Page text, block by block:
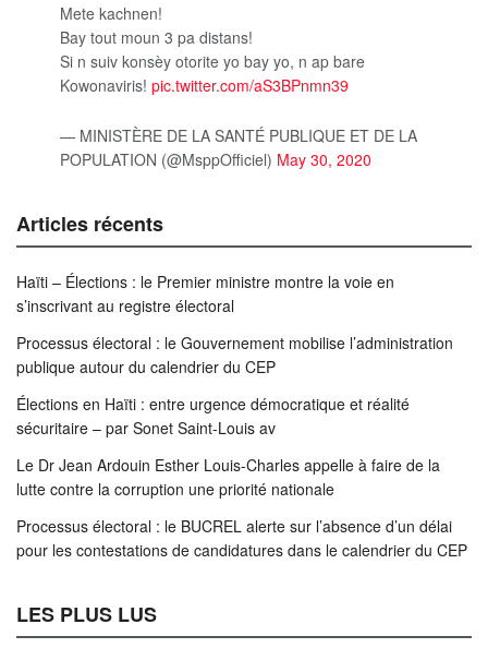
Mete kachnen!
Bay tout moun 3 pa distans!
Si n suiv konsèy otorite yo bay yo, n ap bare
Kowonaviris! pic.twitter.com/aS3BPnmn39
— MINISTÈRE DE LA SANTÉ PUBLIQUE ET DE LA
POPULATION (@MsppOfficiel) May 30, 2020
Articles récents
Haïti – Élections : le Premier ministre montre la voie en
s’inscrivant au registre électoral
Processus électoral : le Gouvernement mobilise l’administration
publique autour du calendrier du CEP
Élections en Haïti : entre urgence démocratique et réalité
sécuritaire – par Sonet Saint-Louis av
Le Dr Jean Ardouin Esther Louis-Charles appelle à faire de la
lutte contre la corruption une priorité nationale
Processus électoral : le BUCREL alerte sur l’absence d’un délai
pour les contestations de candidatures dans le calendrier du CEP
LES PLUS LUS